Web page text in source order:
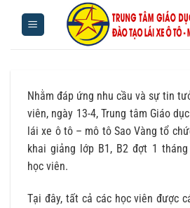
Nhằm đáp ứng nhu cầu và sự tin
viên, ngày 13-4, Trung tâm Giáo
lái xe ô tô – mô tô Sao Vàng tổ
khai giảng lớp B1, B2 đợt 1
học viên.
Tại đây, tất cả các học viên được